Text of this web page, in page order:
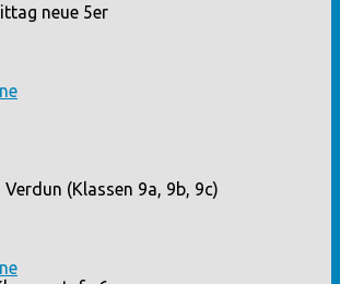
neue 5er
(Klassen 9a, 9b, 9c)